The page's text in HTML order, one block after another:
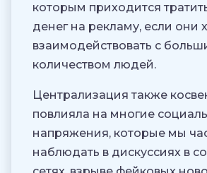
которым приходится
денег на рекламу, если они
взаимодействовать с
количеством людей.
Централизация также
повлияла на многие
напряжения, которые мы
наблюдать в дискуссиях в